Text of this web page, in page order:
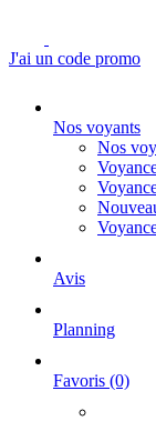
J'ai un code promo
Nos voyants
Nos
Avis
Planning
Favoris (0)